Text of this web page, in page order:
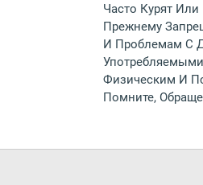
Часто Курят
Прежнему
И Проблемам С
Физическим И
Помните,